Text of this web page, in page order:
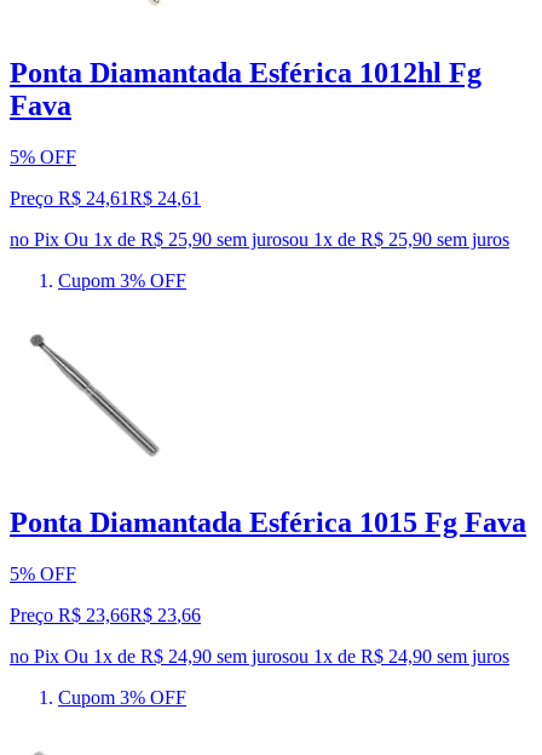
Ponta Diamantada Esférica 1012hl Fg
Fava
5% OFF
Preço R$ 24,61R$ 24,61
no Pix Ou 1x de R$ 25,90 sem jurosou 1x de R$ 25,90 sem juros
Cupom 3% OFF
Ponta Diamantada Esférica 1015 Fg Fava
5% OFF
Preço R$ 23,66R$ 23,66
no Pix Ou 1x de R$ 24,90 sem jurosou 1x de R$ 24,90 sem juros
Cupom 3% OFF